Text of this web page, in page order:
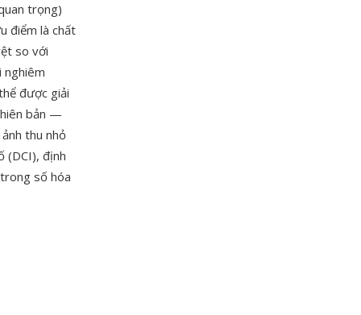
trọng)
điểm là chất
so với
nghiêm
được giải
bản —
thu nhỏ
(DCI), định
số hóa